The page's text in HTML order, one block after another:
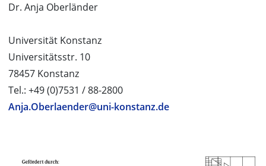
Dr. Anja Oberländer
Universität Konstanz
Universitätsstr. 10
78457 Konstanz
Tel.: +49 (0)7531 / 88-2800
Anja.Oberlaender@uni-konstanz.de